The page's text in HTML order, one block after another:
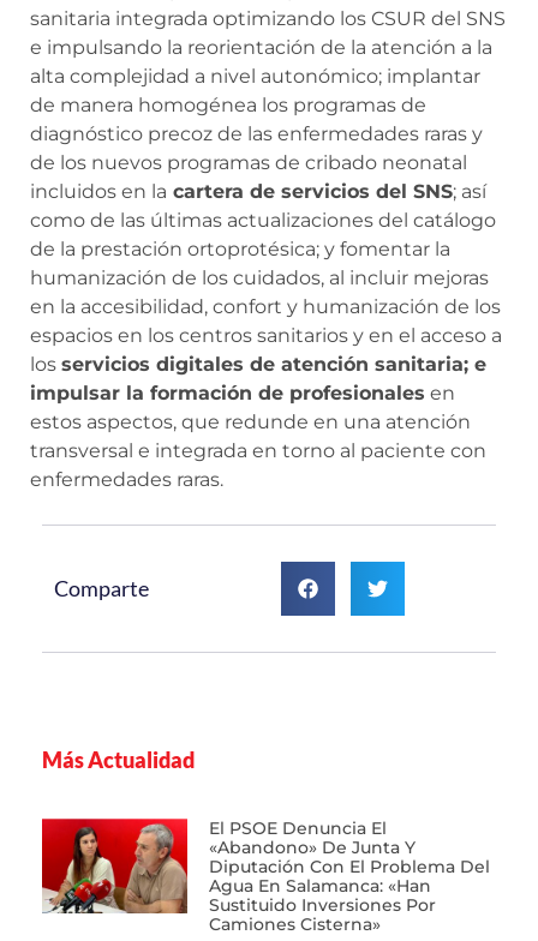
sanitaria integrada optimizando los CSUR del SNS
e impulsando la reorientación de la atención a la
alta complejidad a nivel autonómico; implantar
de manera homogénea los programas de
diagnóstico precoz de las enfermedades raras y
de los nuevos programas de cribado neonatal
incluidos en la cartera de servicios del SNS; así
como de las últimas actualizaciones del catálogo
de la prestación ortoprotésica; y fomentar la
humanización de los cuidados, al incluir mejoras
en la accesibilidad, confort y humanización de los
espacios en los centros sanitarios y en el acceso a
los servicios digitales de atención sanitaria; e
impulsar la formación de profesionales en
estos aspectos, que redunde en una atención
transversal e integrada en torno al paciente con
enfermedades raras.
Comparte
Más Actualidad
El PSOE Denuncia El
«abandono» De Junta Y
Diputación Con El Problema Del
Agua En Salamanca: «Han
Sustituido Inversiones Por
Camiones Cisterna»